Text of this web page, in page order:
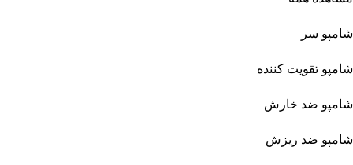
شامپو سر
شامپو تقویت کننده
شامپو ضد خارش
شامپو ضد ریزش